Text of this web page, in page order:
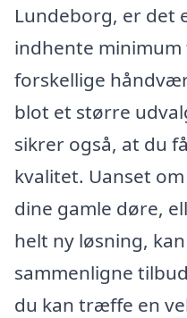
Lundeborg, er det
indhente
forskellige
blot et større
sikrer også, at du
kvalitet. Uanset
dine gamle døre,
helt ny løsning,
sammenligne
du kan træffe en